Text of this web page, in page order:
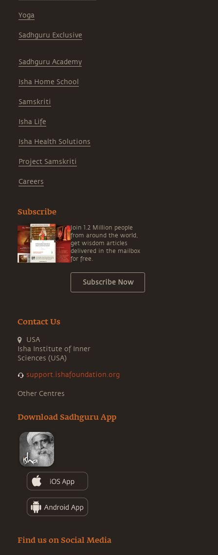
Yoga
Sadhguru Exclusive
Sadhguru Academy
Isha Home School
Samskriti
Isha Life
Isha Health Solutions
Project Samskriti
Careers
Subscribe
Join 1.2 Million people
from around the world,
get wisdom articles
delivered in the mailbox
for free.
Subscribe Now
Contact Us
USA
Isha Institute of Inner
Sciences (USA)
support.ishafoundation.org
Other Centres
Download Sadhguru App
Find us on Social Media